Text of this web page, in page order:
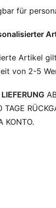
für
Artikel
von 2-5
KONTO.